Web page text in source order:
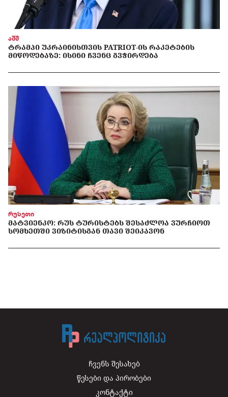
აშშ
ᲢᲠᲐᲛᲞᲘ ᲣᲙᲠᲐᲘᲜᲘᲡᲗᲕᲘᲡ PATRIOT-ᲘᲡ ᲠᲐᲙᲔᲢᲔᲑᲘᲡ
ᲛᲘᲬᲝᲓᲔᲑᲐᲖᲔ: ᲘᲡᲘᲜᲘ ᲩᲕᲔᲜᲪ ᲒᲕᲭᲘᲠᲓᲔᲑᲐ
რუსეთი
ᲛᲐᲢᲕᲘᲔᲜᲙᲝ: ᲠᲣᲡ ᲢᲣᲠᲘᲡᲢᲔᲑᲡ ᲨᲔᲡᲐᲫᲚᲝᲐ ᲕᲣᲠᲩᲘᲝᲗ
ᲡᲝᲛᲮᲔᲗᲨᲘ ᲕᲘᲖᲘᲢᲘᲡᲒᲐᲜ ᲗᲐᲕᲘ ᲨᲔᲘᲙᲐᲕᲝᲜ
ჩვენს შესახებ
წესები და პირობები
კონტაქტი